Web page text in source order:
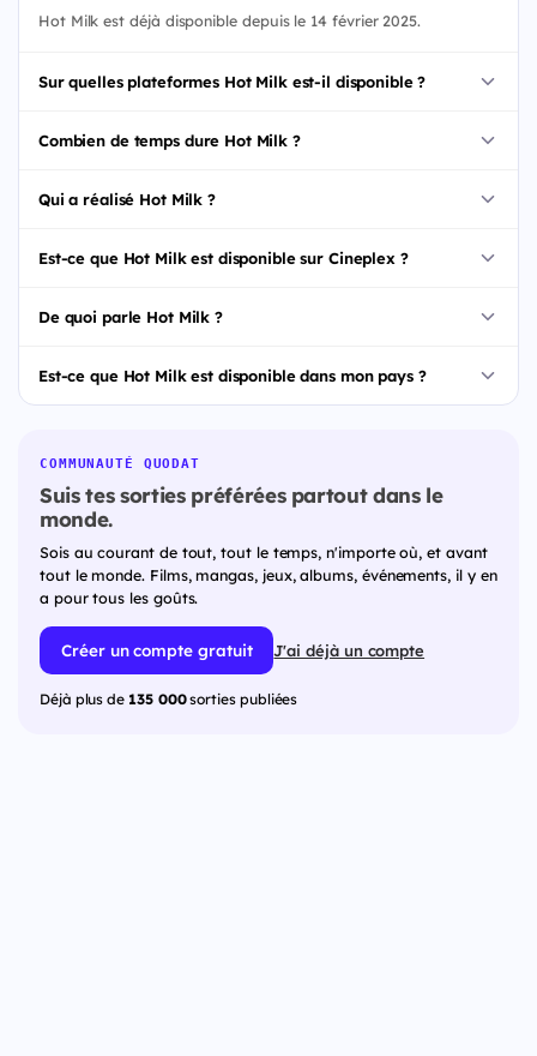
Hot Milk est déjà disponible depuis le 14 février 2025.
Sur quelles plateformes Hot Milk est-il disponible ?
Combien de temps dure Hot Milk ?
Qui a réalisé Hot Milk ?
Est-ce que Hot Milk est disponible sur Cineplex ?
De quoi parle Hot Milk ?
Est-ce que Hot Milk est disponible dans mon pays ?
COMMUNAUTÉ QUODAT
Suis tes sorties préférées partout dans le
monde.
Sois au courant de tout, tout le temps, n'importe où, et avant
tout le monde. Films, mangas, jeux, albums, événements, il y en
a pour tous les goûts.
Créer un compte gratuit J'ai déjà un compte
Déjà plus de 135 000sorties publiées